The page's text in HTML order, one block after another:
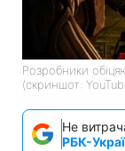
Розробники
(скриншот:
Не
РБК-